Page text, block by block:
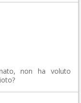
non ha voluto